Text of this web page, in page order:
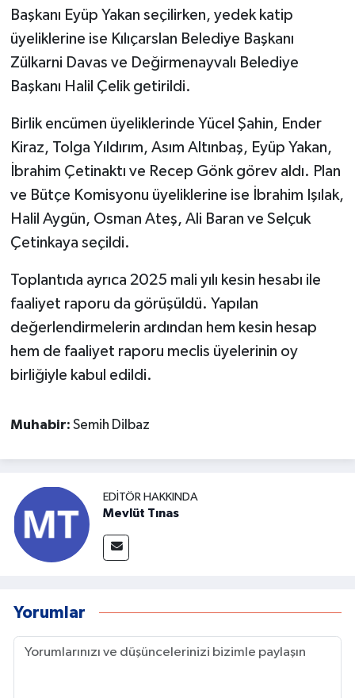
Başkanı Eyüp Yakan seçilirken, yedek katip
üyeliklerine ise Kılıçarslan Belediye Başkanı
Zülkarni Davas ve Değirmenayvalı Belediye
Başkanı Halil Çelik getirildi.
Birlik encümen üyeliklerinde Yücel Şahin, Ender
Kiraz, Tolga Yıldırım, Asım Altınbaş, Eyüp Yakan,
İbrahim Çetinaktı ve Recep Gönk görev aldı. Plan
ve Bütçe Komisyonu üyeliklerine ise İbrahim Işılak,
Halil Aygün, Osman Ateş, Ali Baran ve Selçuk
Çetinkaya seçildi.
Toplantıda ayrıca 2025 mali yılı kesin hesabı ile
faaliyet raporu da görüşüldü. Yapılan
değerlendirmelerin ardından hem kesin hesap
hem de faaliyet raporu meclis üyelerinin oy
birliğiyle kabul edildi.
Muhabir: Semih Dilbaz
EDITÖR HAKKINDA
Mevlüt Tınas
Yorumlar